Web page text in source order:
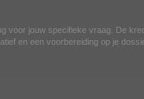
voor jouw specifieke vraag. De
en een voorbereiding op je